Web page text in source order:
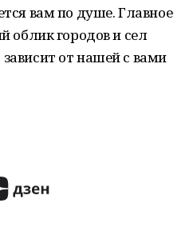
вам по душе. Главное
облик городов и сел
от нашей с вами